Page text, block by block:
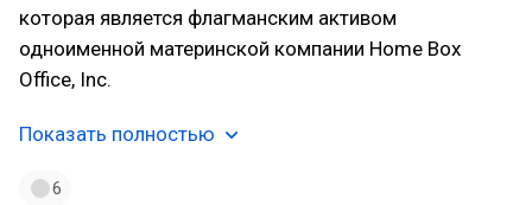
которая является флагманским активом
одноименной материнской компании Home Box
Office, Inc.
Показать полностью
6